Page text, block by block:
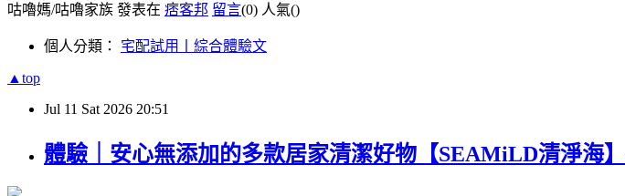
咕嚕媽/咕嚕家族 發表在 痞客邦 留言(0) 人氣()
個人分類： 宅配試用丨綜合體驗文
▲top
Jul 11 Sat 2026 20:51
體驗｜安心無添加的多款居家清潔好物【SEAMiLD清淨海